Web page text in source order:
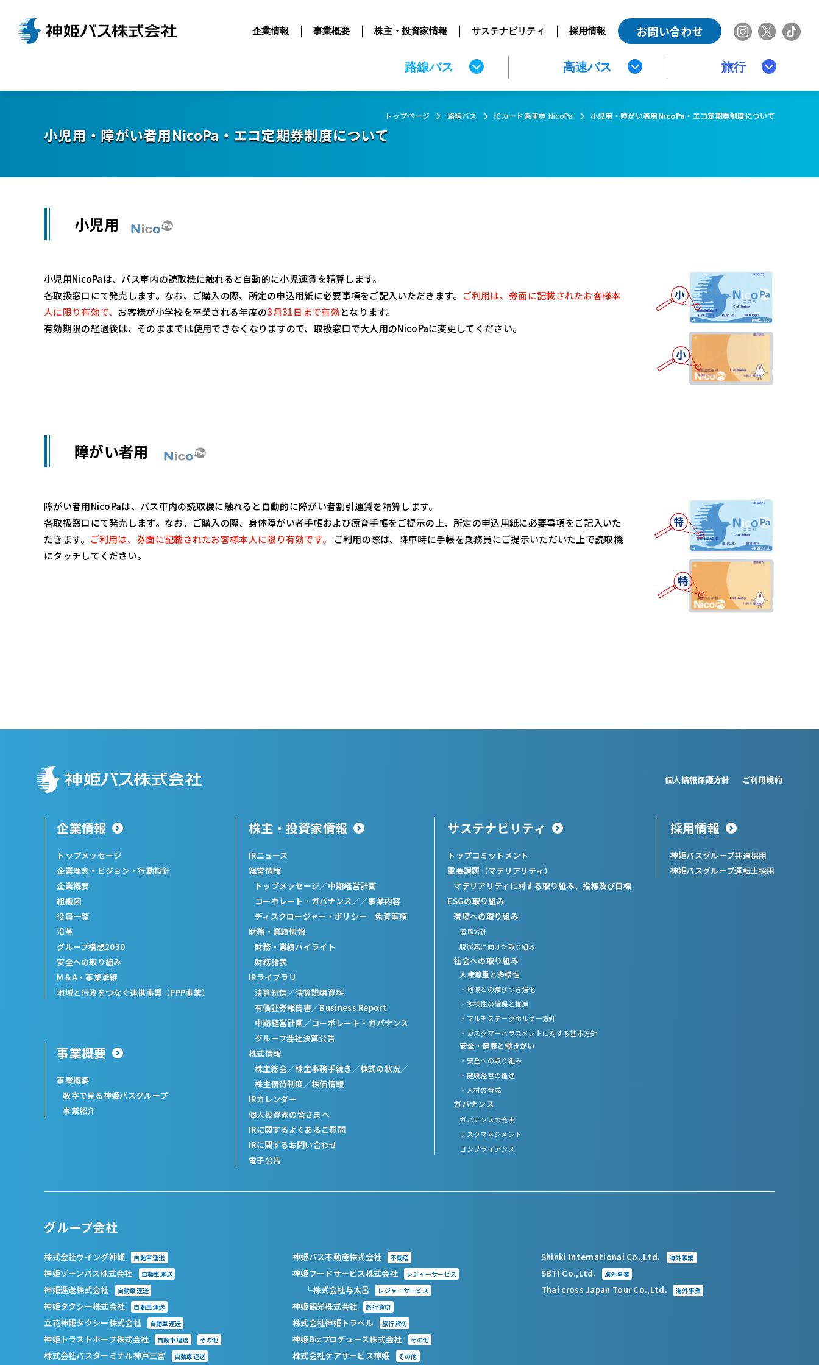
企業情報 事業概要 株主・投資家情報 サステナビリティ 採用情報 お問い合わせ
路線バス 高速バス 旅行
トップページ 路線バス ICカード乗車券 NicoPa 小児用・障がい者用NicoPa・エコ定期券制度について
小児用・障がい者用NicoPa・エコ定期券制度について
小児用
小児用NicoPaは、バス車内の読取機に触れると自動的に小児運賃を精算します。
各取扱窓口にて発売します。なお、ご購入の際、所定の申込用紙に必要事項をご記入いただきます。 ご利用は、券面に記載されたお客様本
人に限り有効で、 お客様が小学校を卒業される年度の3月31日まで有効となります。
有効期限の経過後は、そのままでは使用できなくなりますので、取扱窓口で大人用のNicoPaに変更してください。
障がい者用
障がい者用NicoPaは、バス車内の読取機に触れると自動的に障がい者割引運賃を精算します。
各取扱窓口にて発売します。なお、ご購入の際、身体障がい者手帳および療育手帳をご提示の上、所定の申込用紙に必要事項をご記入いた
だきます。 ご利用は、券面に記載されたお客様本人に限り有効です。
ご利用の際は、降車時に手帳を乗務員にご提示いただいた上で読取機
にタッチしてください。
個人情報保護方針 ご利用規約
企業情報
トップメッセージ
企業理念・ビジョン・行動指針
企業概要
組織図
役員一覧
沿革
グループ構想2030
安全への取り組み
M＆A・事業承継
地域と行政をつなぐ連携事業（PPP事業）
事業概要
事業概要
数字で見る神姫バスグループ
事業紹介
株主・投資家情報
IRニュース
経営情報
トップメッセージ／中期経営計画
コーポレート・ガバナンス／／事業内容
ディスクロージャー・ポリシー 免責事項
財務・業績情報
財務・業績ハイライト
財務諸表
IRライブラリ
決算短信／決算説明資料
有価証券報告書／Business Report
中期経営計画／コーポレート・ガバナンス
グループ会社決算公告
株式情報
株主総会／株主事務手続き／株式の状況／
株主優待制度／株価情報
IRカレンダー
個人投資家の皆さまへ
IRに関するよくあるご質問
IRに関するお問い合わせ
電子公告
サステナビリティ
トップコミットメント
重要課題（マテリアリティ）
マテリアリティに対する取り組み、指標及び目標
ESGの取り組み
環境への取り組み
環境方針
脱炭素に向けた取り組み
社会への取り組み
人権尊重と多様性
・地域との結びつき強化
・多様性の確保と推進
・マルチステークホルダー方針
・カスタマーハラスメントに対する基本方針
安全・健康と働きがい
・安全への取り組み
・健康経営の推進
・人材の育成
ガバナンス
ガバナンスの充実
リスクマネジメント
コンプライアンス
採用情報
神姫バスグループ共通採用
神姫バスグループ運転士採用
グループ会社
株式会社ウイング神姫 自動車運送
神姫ゾーンバス株式会社 自動車運送
神姫逓送株式会社 自動車運送
神姫タクシー株式会社 自動車運送
立花神姫タクシー株式会社 自動車運送
神姫トラストホープ株式会社 自動車運送 その他
株式会社バスターミナル神戸三宮 自動車運送
神姫バス不動産株式会社 不動産
神姫フードサービス株式会社 レジャーサービス
└株式会社与太呂 レジャーサービス
神姫観光株式会社 旅行貸切
株式会社神姫トラベル 旅行貸切
神姫Bizプロデュース株式会社 その他
株式会社ケアサービス神姫 その他
Shinki International Co.,Ltd. 海外事業
SBTI Co.,Ltd. 海外事業
Thai cross Japan Tour Co.,Ltd. 海外事業